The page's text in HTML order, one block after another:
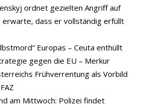
ordnet gezielten Angriff auf
erwarte, dass er vollständig erfüllt
Europas – Ceuta enthüllt
gegen die EU – Merkur
Frühverrentung als Vorbild
am Mittwoch: Polizei findet